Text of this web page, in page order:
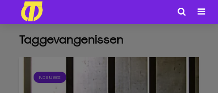
Taggevangenissen
NIEUWS